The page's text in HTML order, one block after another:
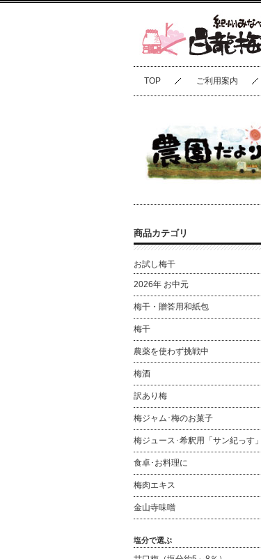
TOP ご利用案内
商品カテゴリ
お試し梅干
2026年 お中元
梅干・贈答用和紙包
梅干
農薬を使わず挑戦中
梅酒
訳あり梅
梅ジャム･梅のお菓子
梅ジュース･希釈用「サン紀っす」
食卓･お料理に
梅肉エキス
金山寺味噌
塩分で選ぶ